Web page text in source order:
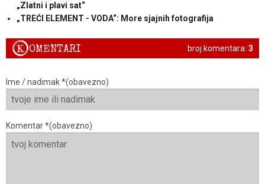
„Zlatni i plavi sat“
„TREĆI ELEMENT - VODA“: More sjajnih fotografija
broj komentara: 3
KOMENTARI
Ime / nadimak *(obavezno)
Komentar *(obavezno)